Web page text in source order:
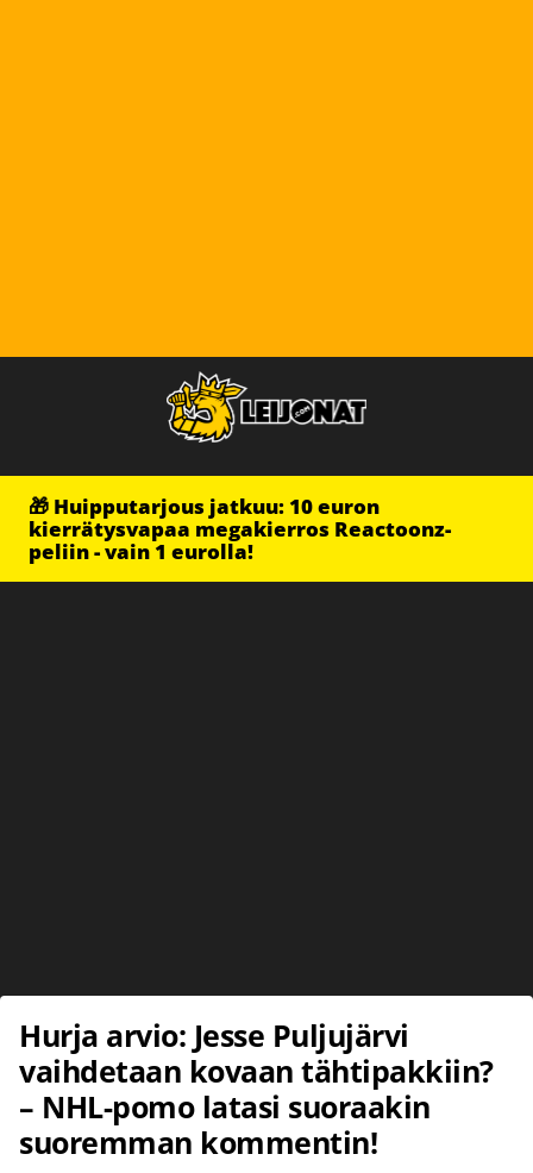
🎁 Huipputarjous jatkuu: 10 euron
kierrätysvapaa megakierros Reactoonz-
peliin - vain 1 eurolla!
Hurja arvio: Jesse Puljujärvi
vaihdetaan kovaan tähtipakkiin?
– NHL-pomo latasi suoraakin
suoremman kommentin!